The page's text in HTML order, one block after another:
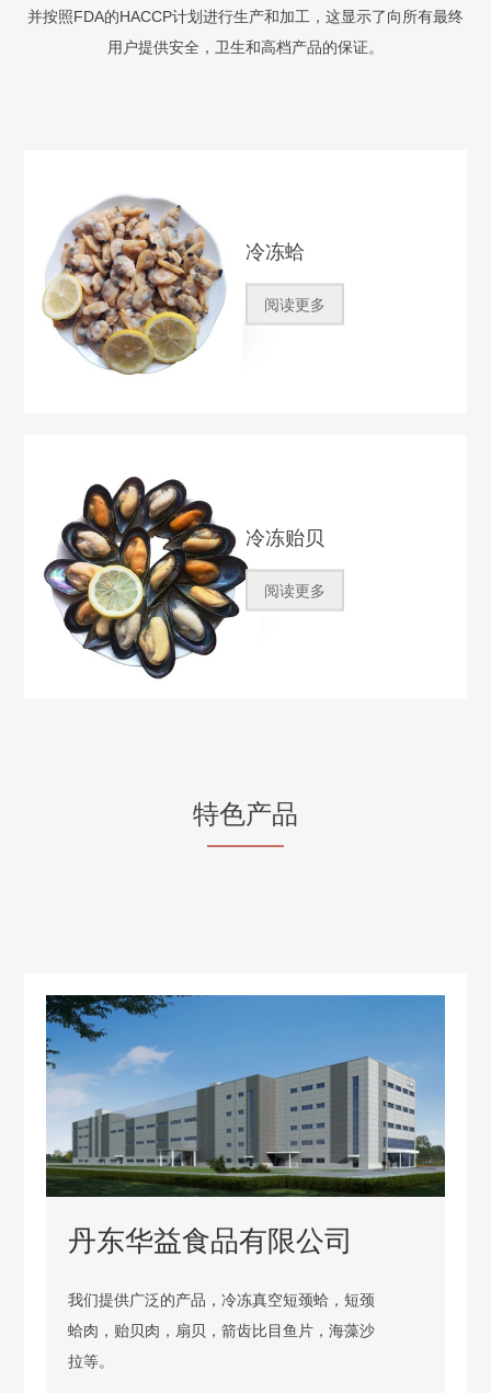
并按照FDA的HACCP计划进行生产和加工，这显示了向所有最终
用户提供安全，卫生和高档产品的保证。
冷冻蛤
阅读更多
冷冻贻贝
阅读更多
特色产品
丹东华益食品有限公司
我们提供广泛的产品，冷冻真空短颈蛤，短颈
蛤肉，贻贝肉，扇贝，箭齿比目鱼片，海藻沙
拉等。